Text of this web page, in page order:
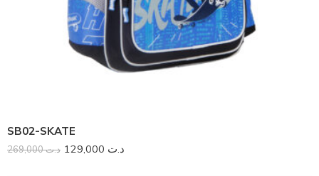
SB02-SKATE
د.ت269,000 د.ت